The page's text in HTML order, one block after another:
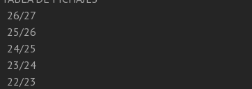
26/27
25/26
24/25
23/24
22/23